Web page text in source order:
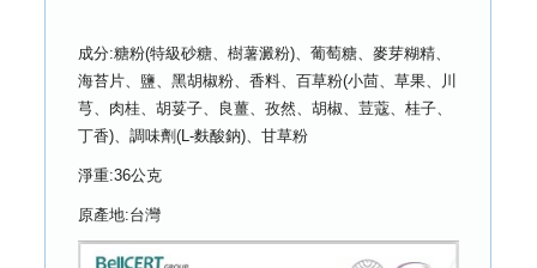
成分:糖粉(特級砂糖、樹薯澱粉)、葡萄糖、麥芽糊精、
海苔片、鹽、黑胡椒粉、香料、百草粉(小茴、草果、川
芎、肉桂、胡荽子、良薑、孜然、胡椒、荳蔻、桂子、
丁香)、調味劑(L-麩酸鈉)、甘草粉
淨重:36公克
原產地:台灣